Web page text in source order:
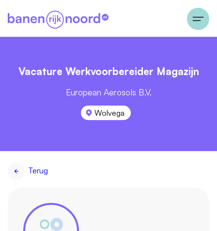
Vacature Werkvoorbereider Magazijn
European Aerosols B.V.
Wolvega
Terug